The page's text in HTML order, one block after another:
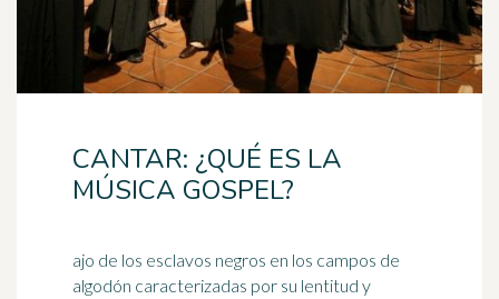
CANTAR: ¿QUÉ ES LA
MÚSICA GOSPEL?
ajo de los esclavos negros en los campos de
algodón caracterizadas por su lentitud y